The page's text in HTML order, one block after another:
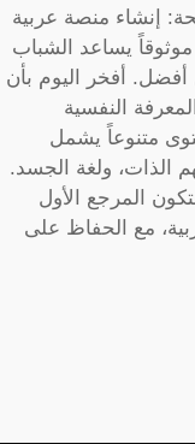
2020 برؤية واضحة: إنشاء منصة عربية
يساعد الشباب
أفضل. أفخر اليوم بأن
النفسية
متنوعاً يشمل
الذات، ولغة الجسد.
المرجع الأول
مع الحفاظ على